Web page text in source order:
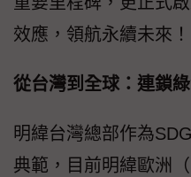
效應，領航永續未來！
從台灣到全球：連鎖
明緯台灣總部作為
典範，目前明緯歐洲